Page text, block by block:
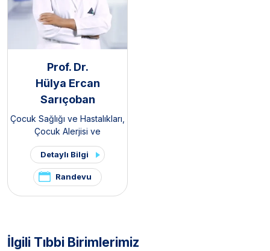
Prof. Dr.
Hülya Ercan
Sarıçoban
Çocuk Sağlığı ve Hastalıkları,
Çocuk Alerjisi ve
İmmünolojisi
Detaylı Bilgi
Randevu
İlgili Tıbbi Birimlerimiz